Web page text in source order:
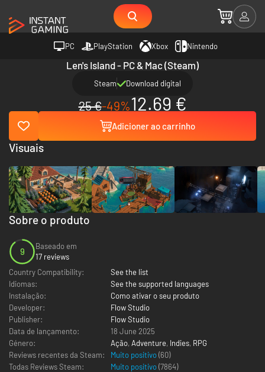
PC PlayStation Xbox Nintendo
Len's Island - PC & Mac (Steam)
Steam Download digital
25 €-49%12.69 €
Adicioner ao carrinho
Sobre o produto
9
Baseado em
17 reviews
Country Compatibility:
See the list
Idiomas:
See the supported languages
Instalação:
Como ativar o seu produto
Developer:
Flow Studio
Publisher:
Flow Studio
Data de lançamento:
18 June 2025
Género:
Ação, Adventure, Indies, RPG
Reviews recentes da Steam:
Muito positivo(60)
Todas Reviews Steam:
Muito positivo(7864)
Visuais